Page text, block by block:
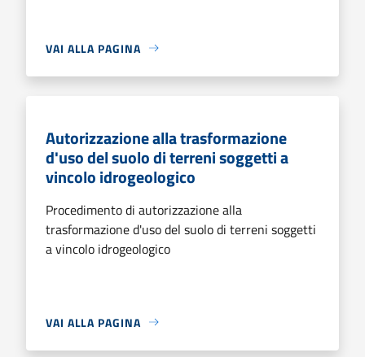
VAI ALLA PAGINA
Autorizzazione alla trasformazione
d'uso del suolo di terreni soggetti a
vincolo idrogeologico
Procedimento di autorizzazione alla
trasformazione d'uso del suolo di terreni soggetti
a vincolo idrogeologico
VAI ALLA PAGINA